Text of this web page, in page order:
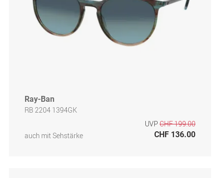
Ray-Ban
RB 2204 1394GK
auch mit Sehstärke
UVP CHF 199.00
CHF 136.00